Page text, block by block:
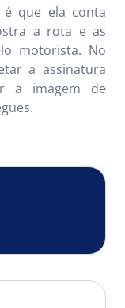
é que ela conta
a rota e as
motorista. No
a assinatura
a imagem de